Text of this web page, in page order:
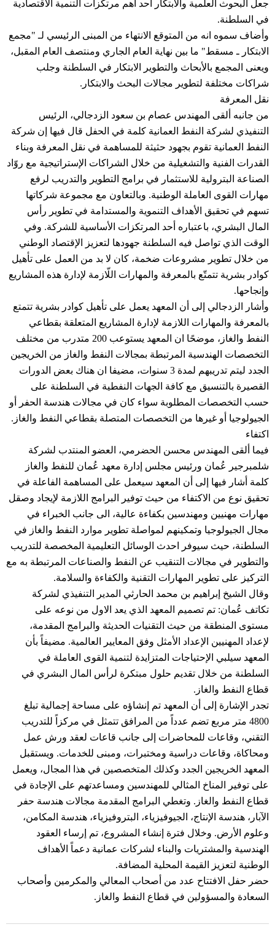
جعل البحوث العلمية والابتكار أحد أهم مرتكزات التنمية الاقتصادية
في السلطنة.
وأضاف سموه انه من المتوقع الانتهاء من المبنى الرئيسي لـ "مجمع
الابتكار ـ مسقط" ما بين نهاية العام الجاري ومنتصف العام المقبل،
ويعنى المجمع بالأبحاث والتطوير الابتكار في السلطنة وجلب
شراكات مختلفة لتطوير مجالات البحث والابتكار.
نقل المعرفة
من جانبه ألقى المهندس عصام بن سعود الزدجالي، الرئيس
التنفيذي لشركة النفط العمانية كلمة في الحفل قال فيها إن شركة
النفط العمانية تقوم بجهود حثيثة للمساهمة في نقل المعرفة وبناء
القدرات الفنية والتشغيلية من خلال الشراكات الإستراتيجية مع روّاد
الصناعة البترولية للاستثمار في برامج التطوير والتدريب لرفع
مهارات القوى العاملة الوطنية. وبالتعاون مع مجموعة شركاتها
تسهم في تحقيق الأهداف التنموية والمستدامة في تطوير رأس
المال البشري، باعتباره أحد المرتكزات الأساسية للشركة. وفي
الوقت الذي تواصل فيه السلطنة جهودها لتعزيز الإقتصاد الوطني
من خلال تطوير مشروعات ضخمة، كان لا بد من العمل على تأهيل
كوادر بشرية تتمتّع بالمعرفة والمهارات اللّازمة لإدارة هذه المشاريع
وإنجاحها.
وأشار الزدجالي إلى أن المعهد يعمل على تأهيل كوادر بشرية تتمتع
بالمعرفة والمهارات اللازمة لإدارة المشاريع المتعلقة بقطاعي
النفط والغاز، موضحًا ان المعهد يستوعب 200 متدرب من مختلف
التخصصات الهندسية المرتبطة بمجالات النفط والغاز من الخريجين
الجدد ليتم تدريبهم لمدة 3 سنوات، مضيفا ان هناك بعض الدورات
القصيرة بالتنسيق مع كافة الجهات النفطية في السلطنة على
حسب التخصصات المطلوبة سواء كان في مجالات هندسة الحفر أو
الجيولوجيا أو غيرها من التخصصات المتصلة بقطاعي النفط والغاز.
اكتفاء
فيما ألقى المهندس محسن الحضرمي، العضو المنتدب لشركة
شلمبرجير عُمان ورئيس مجلس إدارة معهد عُمان للنفط والغاز
كلمة أشار فيها إلى أن المعهد سيعمل على المساهمة الفاعلة في
تحقيق نوع من الاكتفاء من حيث توفير البرامج اللازمة لإيجاد وصقل
مهارات مهنيين ومهندسين بكفاءة عالية، الى جانب الخبراء في
مجال الجيولوجيا وتمكينهم لمواصلة تطوير موارد النفط والغاز في
السلطنة، حيث سيوفر احدث الوسائل التعليمية المخصصة للتدريب
والتطوير في مجالات التنقيب عن النفط والصناعات المرتبطة به مع
التركيز على تطوير المهارات التقنية والكفاءة والسلامة.
وقال الشيخ إبراهيم بن محمد الحارثي المدير التنفيذي لشركة
تكاتف عُمان: تم تصميم المعهد الذي يعد الاول من نوعه على
مستوى المنطقة من حيث التقنيات الحديثة والبرامج المقدمة،
لإعداد المهنيين الإعداد الأمثل وفق المعايير العالمية. مضيفاً بأن
المعهد سيلبي الإحتياجات المتزايدة لتنمية القوى العاملة في
السلطنة من خلال تقديم حلول مبتكرة لرأس المال البشري في
قطاع النفط والغاز.
تجدر الإشارة إلى أن المعهد تم إنشاؤه على مساحة إجمالية تبلغ
4800 متر مربع تضم عدداً من المرافق تتمثل في مركزاً للتدريب
التقني، وقاعات للمحاضرات إلى جانب قاعات لعقد ورش عمل
ومحاكاة، وقاعات دراسية ومختبرات، ومبنى للخدمات. ويستقبل
المعهد الخريجين الجدد وكذلك المتخصصين في هذا المجال، ويعمل
على توفير المناخ المثالي للمهندسين ومساعدتهم على الإجادة في
قطاع النفط والغاز. وتغطي البرامج المقدمة مجالات هندسة حفر
الآبار، هندسة الإنتاج، الجيوفيزياء، البتروفيزياء، هندسة المكامن،
وعلوم الأرض. وخلال فترة إنشاء المشروع، تم إرساء العقود
الهندسية والمشتريات والبناء لشركات عمانية دعماً الأهداف
الوطنية لتعزيز القيمة المحلية المضافة.
حضر حفل الافتتاح عدد من أصحاب المعالي والمكرمين وأصحاب
السعادة والمسؤولين في قطاع النفط والغاز.